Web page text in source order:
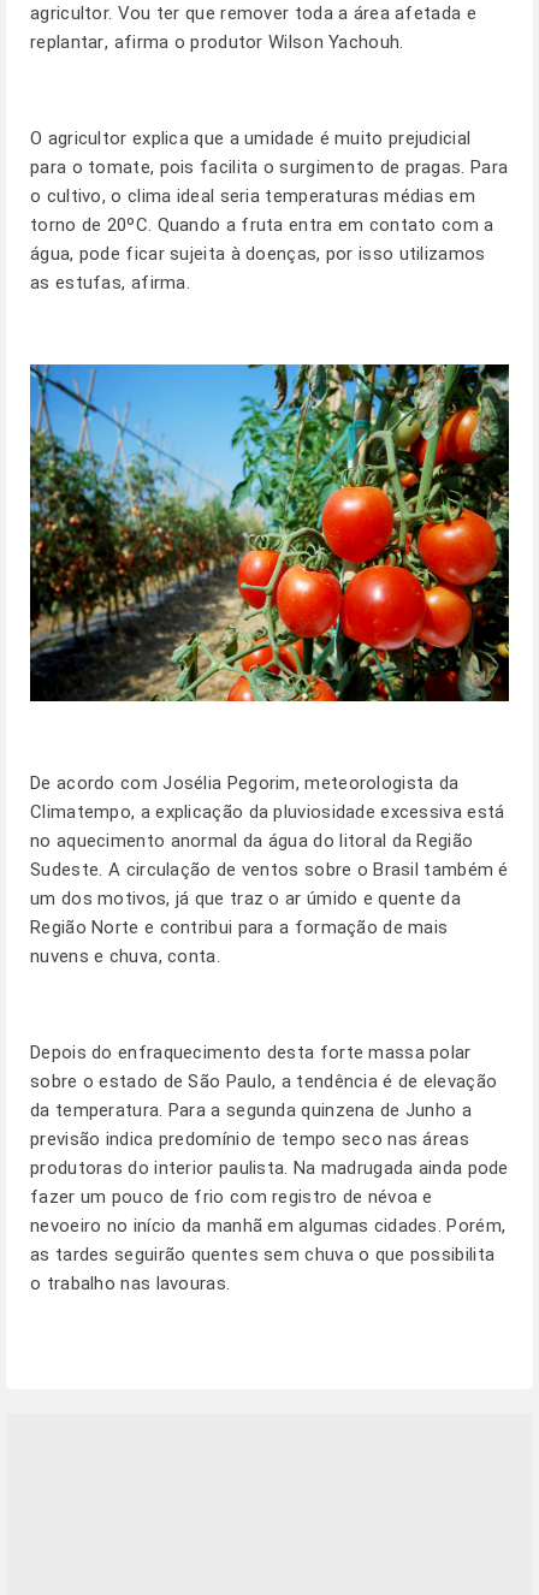
agricultor. Vou ter que remover toda a área afetada e
replantar, afirma o produtor Wilson Yachouh.
O agricultor explica que a umidade é muito prejudicial
para o tomate, pois facilita o surgimento de pragas. Para
o cultivo, o clima ideal seria temperaturas médias em
torno de 20ºC. Quando a fruta entra em contato com a
água, pode ficar sujeita à doenças, por isso utilizamos
as estufas, afirma.
De acordo com Josélia Pegorim, meteorologista da
Climatempo, a explicação da pluviosidade excessiva está
no aquecimento anormal da água do litoral da Região
Sudeste. A circulação de ventos sobre o Brasil também é
um dos motivos, já que traz o ar úmido e quente da
Região Norte e contribui para a formação de mais
nuvens e chuva, conta.
Depois do enfraquecimento desta forte massa polar
sobre o estado de São Paulo, a tendência é de elevação
da temperatura. Para a segunda quinzena de Junho a
previsão indica predomínio de tempo seco nas áreas
produtoras do interior paulista. Na madrugada ainda pode
fazer um pouco de frio com registro de névoa e
nevoeiro no início da manhã em algumas cidades. Porém,
as tardes seguirão quentes sem chuva o que possibilita
o trabalho nas lavouras.